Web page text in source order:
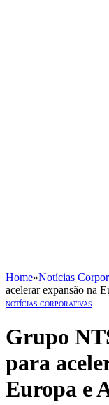
Home»Notícias
acelerar expansão na
NOTÍCIAS CORPORATIVAS
Grupo
para
Europa e